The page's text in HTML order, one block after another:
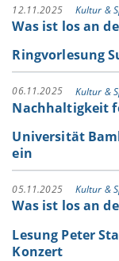
12.11.2025 Kultur &
Was ist los an
Ringvorlesung
06.11.2025 Kultur &
Nachhaltigkeit
Universität
ein
05.11.2025 Kultur &
Was ist los an
Lesung Peter
Konzert